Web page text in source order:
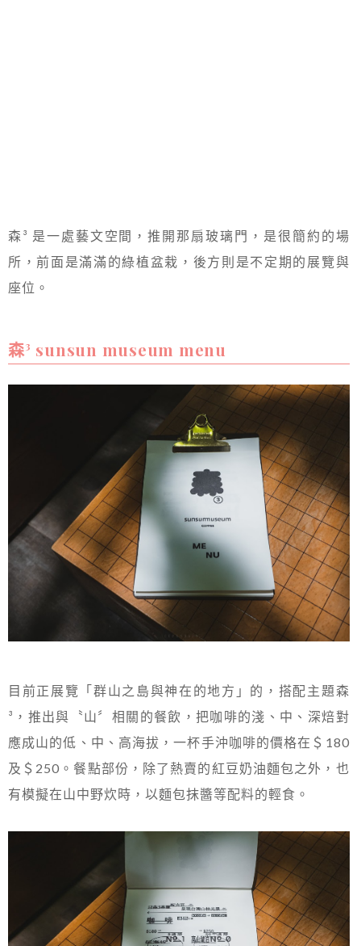
森³ 是一處藝文空間，推開那扇玻璃門，是很簡約的場
所，前面是滿滿的綠植盆栽，後方則是不定期的展覽與
座位。
森³ sunsun museum menu
目前正展覽「群山之島與神在的地方」的，搭配主題森
³，推出與〝山〞相關的餐飲，把咖啡的淺、中、深焙對
應成山的低、中、高海拔，一杯手沖咖啡的價格在＄180
及＄250。餐點部份，除了熱賣的紅豆奶油麵包之外，也
有模擬在山中野炊時，以麵包抹醬等配料的輕食。